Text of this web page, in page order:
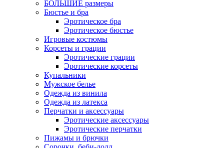
БОЛЬШИЕ размеры
Бюстье и бра
Эротическое бра
Эротическое бюстье
Игровые костюмы
Корсеты и грации
Эротические грации
Эротические корсеты
Купальники
Мужское белье
Одежда из винила
Одежда из латекса
Перчатки и аксессуары
Эротические аксессуары
Эротические перчатки
Пижамы и брючки